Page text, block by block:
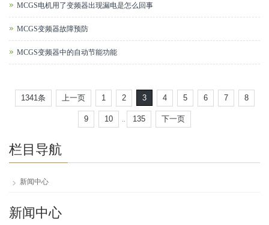
MCGS电机用了变频器出现漏电是怎么回事
MCGS变频器故障预防
MCGS变频器中的自动节能功能
1341条 上一页 1 2 3 4 5 6 7 8
9 10 .. 135 下一页
栏目导航
新闻中心
新闻中心